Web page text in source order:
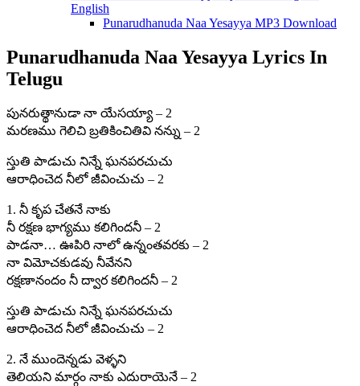
English
Punarudhanuda Naa Yesayya MP3 Download
Punarudhanuda Naa Yesayya Lyrics In
Telugu
పునరుత్థానుడా నా యేసయ్యా – 2
మరణము గెలిచి బ్రతికించితివి నన్ను – 2
స్తుతి పాడుచు నిన్నే ఘనపరచుచు
ఆరాధించెద నీలో జీవించుచు – 2
1. నీ కృప చేతనే నాకు
నీ రక్షణ భాగ్యము కలిగిందనీ – 2
పాడనా… ఊపిరి నాలో ఉన్నంతవరకు – 2
నా విమోచకుడవు నీవేనని
రక్షణానందం నీ ద్వార కలిగిందనీ – 2
స్తుతి పాడుచు నిన్నే ఘనపరచుచు
ఆరాధించెద నీలో జీవించుచు – 2
2. నే ముందెన్నడు వెళ్ళని
తెలియని మార్గం నాకు ఎదురాయెనే – 2